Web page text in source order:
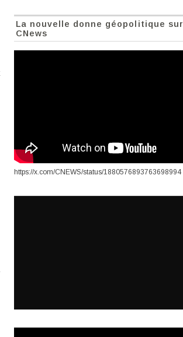
La nouvelle donne géopolitique sur
CNews
https://x.com/CNEWS/status/1880576893763698994